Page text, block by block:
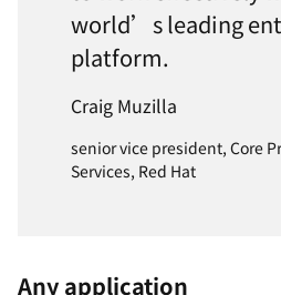
world’s leading
platform.
Craig Muzilla
senior vice president, Core
Services, Red Hat
Any application